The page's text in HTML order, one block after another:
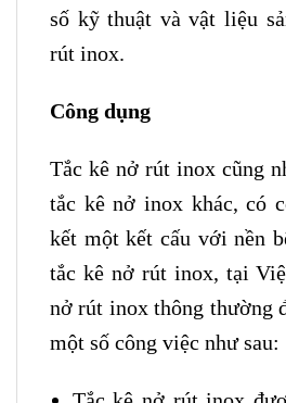
số kỹ thuật và vật liệu
rút inox.
Công dụng
Tắc kê nở rút inox cũng
tắc kê nở inox khác, có
kết một kết cấu với nền
tắc kê nở rút inox, tại
nở rút inox thông thường
một số công việc như sau: